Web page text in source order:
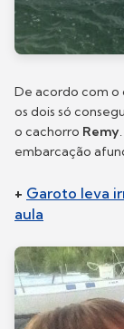
De acordo com o
os dois só
o cachorro Remy
embarcação
+ Garoto leva
aula